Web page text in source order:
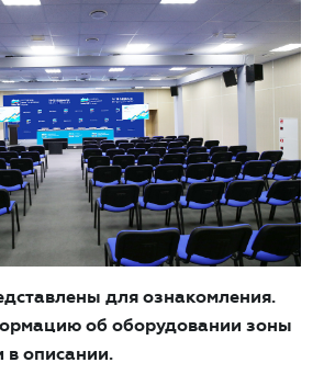
для ознакомления.
об оборудовании зоны
в описании.